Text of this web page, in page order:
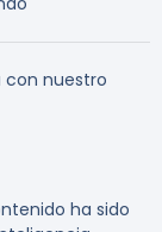
con nuestro
ha sido